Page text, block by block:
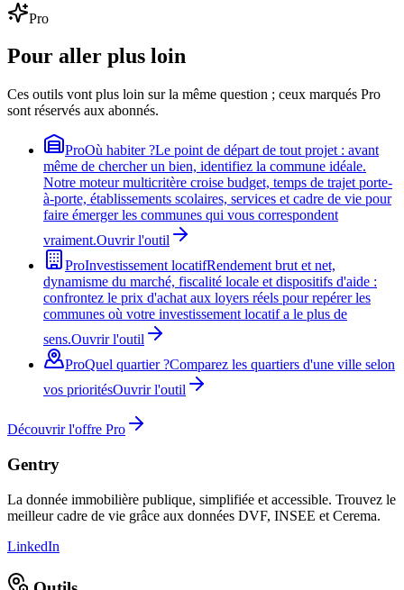
Pro
Pour aller plus loin
Ces outils vont plus loin sur la même question ; ceux marqués Pro
sont réservés aux abonnés.
ProOù habiter ?Le point de départ de tout projet : avant
même de chercher un bien, identifiez la commune idéale.
Notre moteur multicritère croise budget, temps de trajet porte-
à-porte, établissements scolaires, services et cadre de vie pour
faire émerger les communes qui vous correspondent
vraiment.Ouvrir l'outil
ProInvestissement locatifRendement brut et net,
dynamisme du marché, fiscalité locale et dispositifs d'aide :
confrontez le prix d'achat aux loyers réels pour repérer les
communes où votre investissement locatif a le plus de
sens.Ouvrir l'outil
ProQuel quartier ?Comparez les quartiers d'une ville selon
vos prioritésOuvrir l'outil
Découvrir l'offre Pro
Gentry
La donnée immobilière publique, simplifiée et accessible. Trouvez le
meilleur cadre de vie grâce aux données DVF, INSEE et Cerema.
LinkedIn